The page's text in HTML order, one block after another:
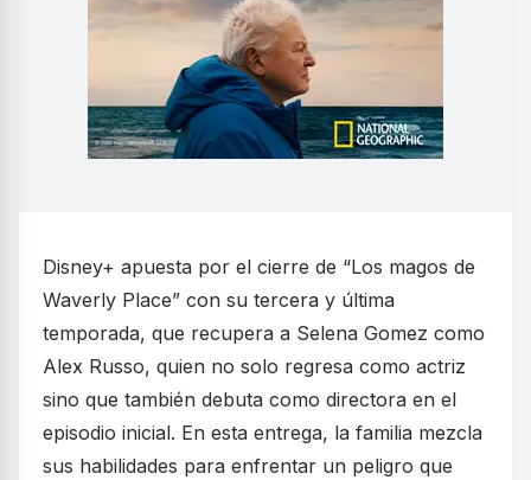
Disney+ apuesta por el cierre de “Los magos de
Waverly Place” con su tercera y última
temporada, que recupera a Selena Gomez como
Alex Russo, quien no solo regresa como actriz
sino que también debuta como directora en el
episodio inicial. En esta entrega, la familia mezcla
sus habilidades para enfrentar un peligro que